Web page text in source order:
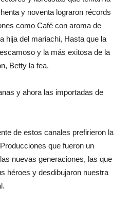
y noventa lograron récords
como Café con aroma de
hija del mariachi, Hasta que la
y la más exitosa de la
Betty la fea.
y ahora las importadas de
de estos canales prefirieron la
que fueron un
nuevas generaciones, las que
héroes y desdibujaron nuestra